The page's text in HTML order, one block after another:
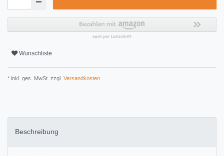
Wunschliste
* inkl. ges. MwSt. zzgl. Versandkosten
Beschreibung